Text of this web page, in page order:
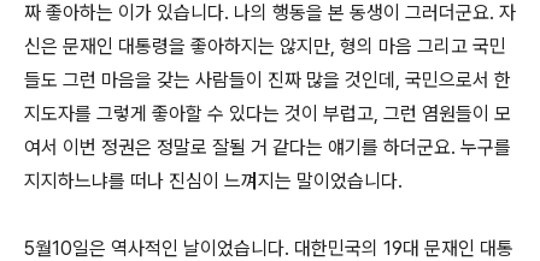
짜 좋아하는 이가 있습니다. 나의 행동을 본 동생이 그러더군요. 자
신은 문재인 대통령을 좋아하지는 않지만, 형의 마음 그리고 국민
들도 그런 마음을 갖는 사람들이 진짜 많을 것인데, 국민으로서 한
지도자를 그렇게 좋아할 수 있다는 것이 부럽고, 그런 염원들이 모
여서 이번 정권은 정말로 잘될 거 같다는 얘기를 하더군요. 누구를
지지하느냐를 떠나 진심이 느껴지는 말이었습니다.
5월10일은 역사적인 날이었습니다. 대한민국의 19대 문재인 대통